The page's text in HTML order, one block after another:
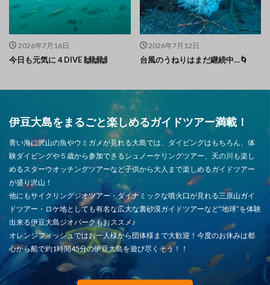
2026年7月16日
今日も元気に４DIVE 🙌🙌🙌
2026年7月12日
台風のうねりはまだ継続中…🌀
伊豆大島をまるごと楽しめるガイドツアー満載！
青い海に沢山の魚やウミガメが見れる大島では、ダイビングはもちろん、体
験ダイビングや５歳から参加できるシュノーケリングツアー、天の川も楽し
めるスターウオッチングツアーなど子供から大人まで楽しめるガイドツアー
が盛り沢山！
他にもサイクリングジオツアー・ダイナミックな噴火口が見れる三原山ガイ
ドツアー・ロケ地としても有名な広大な裏砂漠ガイドツアーなど”地球”を体験
出来る伊豆大島ジオパークもおススメ♪
オレンジフィッシュではお一人様から団体様まで大歓迎！今度のお休みは都
心から船で約1時間45分の伊豆大島を遊び尽くそう！！